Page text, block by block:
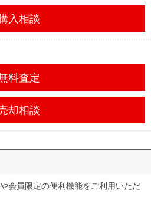
入相談
料査定
却相談
会員限定の便利機能をご利用いただ